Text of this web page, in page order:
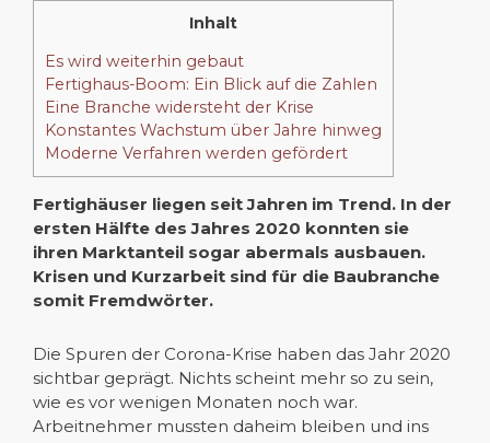
Inhalt
Es wird weiterhin gebaut
Fertighaus-Boom: Ein Blick auf die Zahlen
Eine Branche widersteht der Krise
Konstantes Wachstum über Jahre hinweg
Moderne Verfahren werden gefördert
Fertighäuser liegen seit Jahren im Trend. In der
ersten Hälfte des Jahres 2020 konnten sie
ihren Marktanteil sogar abermals ausbauen.
Krisen und Kurzarbeit sind für die Baubranche
somit Fremdwörter.
Die Spuren der Corona-Krise haben das Jahr 2020
sichtbar geprägt. Nichts scheint mehr so zu sein,
wie es vor wenigen Monaten noch war.
Arbeitnehmer mussten daheim bleiben und ins